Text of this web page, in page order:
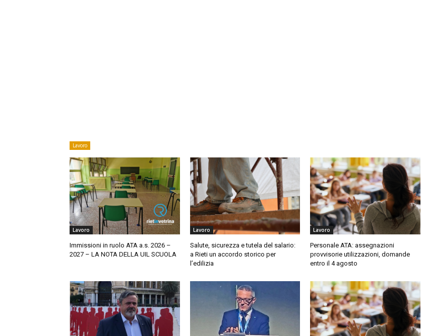
Lavoro
Lavoro
Immissioni in ruolo ATA a.s. 2026 –
2027 – LA NOTA DELLA UIL SCUOLA
Lavoro
​Salute, sicurezza e tutela del salario:
a Rieti un accordo storico per
l’edilizia
Lavoro
Personale ATA: assegnazioni
provvisorie utilizzazioni, domande
entro il 4 agosto